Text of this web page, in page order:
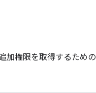
加権限を取得するための